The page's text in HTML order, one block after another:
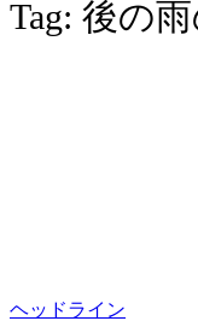
Tag: 後の
ヘッドライン